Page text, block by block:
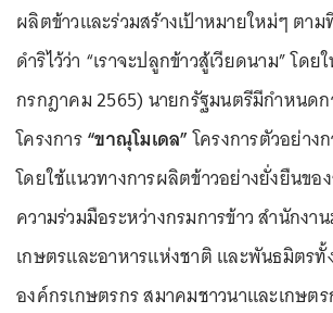
ผลิตข้าวและร่วมสร้างเป้าหมายใหม่ๆ ตา
ดำริไว้ว่า “เราจะปลูกข้าวสู้เวียดนาม” โดย
กรกฎาคม 2565) นายกรัฐมนตรีมีกำหนด
โครงการ“ขาณุโมเดล”โครงการตัวอย่าง
โดยใช้แนวทางการผลิตข้าวอย่างยั่งยืนขอ
ความร่วมมือระหว่างกรมการข้าว สำนักงา
เกษตรและอาหารแห่งชาติ และพันธมิตร
องค์กรเกษตรกร สมาคมชาวนาและเกษต